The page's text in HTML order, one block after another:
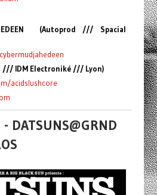
(Autoprod /// Spacial
/// IDM Electroniké /// Lyon)
acidslushcore
- DATSUNS@GRND